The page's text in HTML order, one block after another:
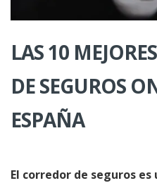
LAS 10
DE SEGUROS
ESPAÑA
El corredor de seguros